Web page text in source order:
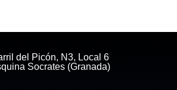
del Picón, N3, Local 6
Socrates (Granada)